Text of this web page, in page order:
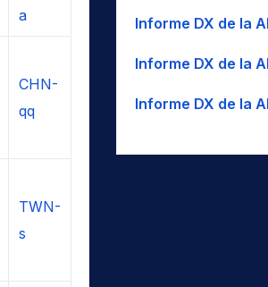
a
CHN-
qq
TWN-
s
Informe DX de la
Informe DX de la
Informe DX de la